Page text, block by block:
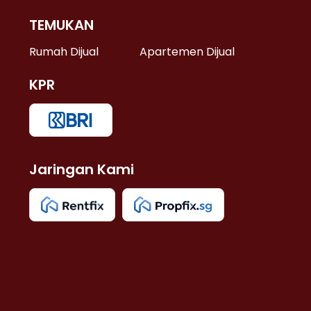
TEMUKAN
Rumah Dijual Apartemen Dijual
KPR
Jaringan Kami